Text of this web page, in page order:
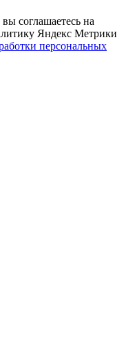
соглашаетесь на
Яндекс Метрики
персональных